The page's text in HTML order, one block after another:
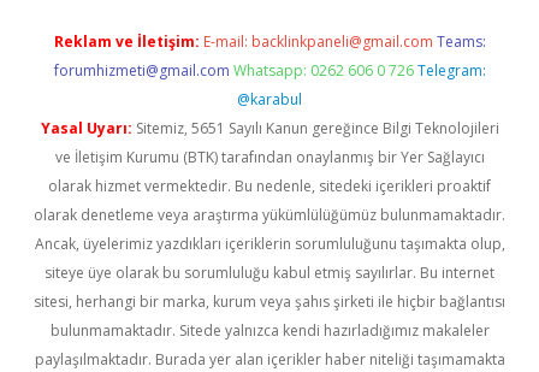
Reklam ve İletişim: E-mail: backlinkpaneli@gmail.com Teams:
forumhizmeti@gmail.com Whatsapp: 0262 606 0 726 Telegram:
@karabul
Yasal Uyarı: Sitemiz, 5651 Sayılı Kanun gereğince Bilgi Teknolojileri
ve İletişim Kurumu (BTK) tarafından onaylanmış bir Yer Sağlayıcı
olarak hizmet vermektedir. Bu nedenle, sitedeki içerikleri proaktif
olarak denetleme veya araştırma yükümlülüğümüz bulunmamaktadır.
Ancak, üyelerimiz yazdıkları içeriklerin sorumluluğunu taşımakta olup,
siteye üye olarak bu sorumluluğu kabul etmiş sayılırlar. Bu internet
sitesi, herhangi bir marka, kurum veya şahıs şirketi ile hiçbir bağlantısı
bulunmamaktadır. Sitede yalnızca kendi hazırladığımız makaleler
paylaşılmaktadır. Burada yer alan içerikler haber niteliği taşımamakta